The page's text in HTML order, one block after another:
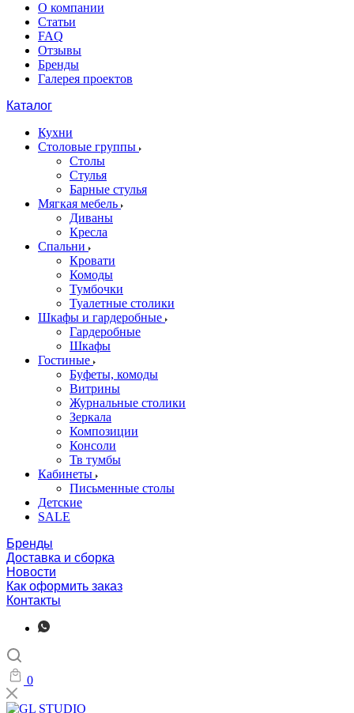
О компании
Статьи
FAQ
Отзывы
Бренды
Галерея проектов
Каталог
Кухни
Столовые группы
Столы
Стулья
Барные стулья
Мягкая мебель
Диваны
Кресла
Спальни
Кровати
Комоды
Тумбочки
Туалетные столики
Шкафы и гардеробные
Гардеробные
Шкафы
Гостиные
Буфеты, комоды
Витрины
Журнальные столики
Зеркала
Композиции
Консоли
Тв тумбы
Кабинеты
Письменные столы
Детские
SALE
Бренды
Доставка и сборка
Новости
Как оформить заказ
Контакты
0